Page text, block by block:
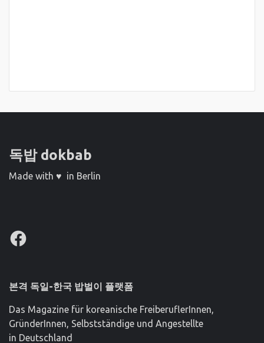
독밥 dokbab
Made with ♥ in Berlin
Facebook
본격 독일-한국 밥벌이 플랫폼
Das Magazine für koreanische FreiberuflerInnen,
GründerInnen, Selbstständige und Angestellte
in Deutschland